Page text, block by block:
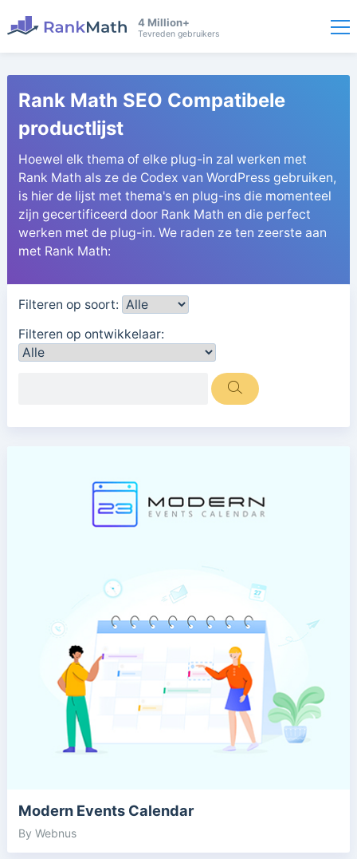
4 Million+
Tevreden gebruikers
Rank Math SEO Compatibele
productlijst
Hoewel elk thema of elke plug-in zal werken met
Rank Math als ze de Codex van WordPress gebruiken,
is hier de lijst met thema's en plug-ins die momenteel
zijn gecertificeerd door Rank Math en die perfect
werken met de plug-in. We raden ze ten zeerste aan
met Rank Math:
Filteren op soort:
Filteren op ontwikkelaar:
Modern Events Calendar
By Webnus